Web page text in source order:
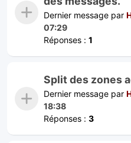
Dernier message par
07:29
Réponses : 1
Split des zones
Dernier message par
18:38
Réponses : 3